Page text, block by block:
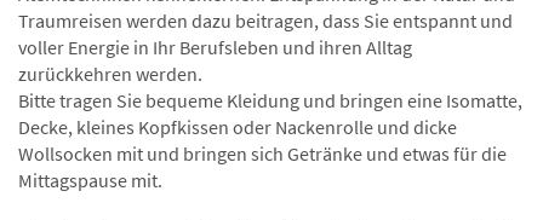
Traumreisen werden dazu beitragen, dass Sie entspannt und
voller Energie in Ihr Berufsleben und ihren Alltag
zurückkehren werden.
Bitte tragen Sie bequeme Kleidung und bringen eine Isomatte,
Decke, kleines Kopfkissen oder Nackenrolle und dicke
Wollsocken mit und bringen sich Getränke und etwas für die
Mittagspause mit.